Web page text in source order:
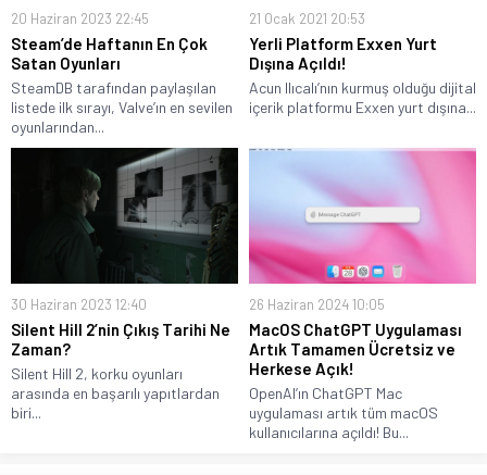
20 Haziran 2023 22:45
Steam’de Haftanın En Çok
Satan Oyunları
SteamDB tarafından paylaşılan
listede ilk sırayı, Valve’ın en sevilen
oyunlarından...
21 Ocak 2021 20:53
Yerli Platform Exxen Yurt
Dışına Açıldı!
Acun Ilıcalı’nın kurmuş olduğu dijital
içerik platformu Exxen yurt dışına...
30 Haziran 2023 12:40
Silent Hill 2’nin Çıkış Tarihi Ne
Zaman?
Silent Hill 2, korku oyunları
arasında en başarılı yapıtlardan
biri...
26 Haziran 2024 10:05
MacOS ChatGPT Uygulaması
Artık Tamamen Ücretsiz ve
Herkese Açık!
OpenAI’ın ChatGPT Mac
uygulaması artık tüm macOS
kullanıcılarına açıldı! Bu...